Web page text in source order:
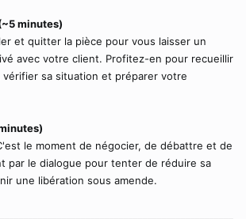
minutes)
et quitter la pièce pour vous laisser un
avec votre client. Profitez-en pour recueillir
sa situation et préparer votre
le moment de négocier, de débattre et de
par le dialogue pour tenter de réduire sa
une libération sous amende.